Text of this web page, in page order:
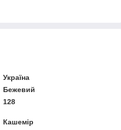
Україна
Бежевий
128
Кашемір